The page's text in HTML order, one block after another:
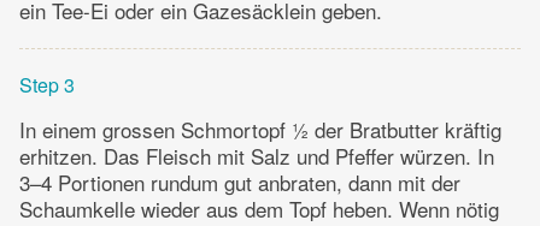
ein Tee-Ei oder ein Gazesäcklein geben.
Step 3
In einem grossen Schmortopf ½ der Bratbutter kräftig
erhitzen. Das Fleisch mit Salz und Pfeffer würzen. In
3–4 Portionen rundum gut anbraten, dann mit der
Schaumkelle wieder aus dem Topf heben. Wenn nötig